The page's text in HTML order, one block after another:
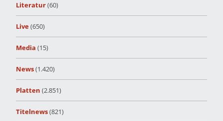
Literatur(60)
Live(650)
Media (15)
News(1.420)
Platten (2.851)
Titelnews(821)